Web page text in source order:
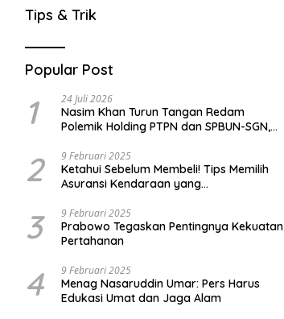
Tips & Trik
Popular Post
1 24 Juli 2026
Nasim Khan Turun Tangan Redam
Polemik Holding PTPN dan SPBUN-SGN,
2 9 Februari 2025
Ketahui Sebelum Membeli! Tips Memilih
Asuransi Kendaraan yang
3 9 Februari 2025
Prabowo Tegaskan Pentingnya Kekuatan
Pertahanan
4 9 Februari 2025
Menag Nasaruddin Umar: Pers Harus
Edukasi Umat dan Jaga Alam